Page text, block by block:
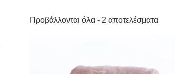
Προβάλλονται όλα - 2 αποτελέσματα